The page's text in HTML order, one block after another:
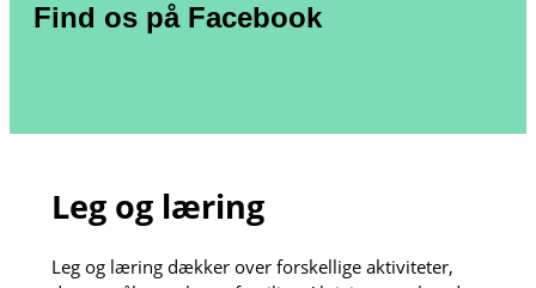
Find os på Facebook
Leg og læring
Leg og læring dækker over forskellige aktiviteter,